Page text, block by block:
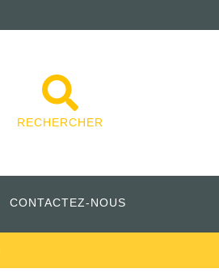
RECHERCHER
CONTACTEZ-NOUS